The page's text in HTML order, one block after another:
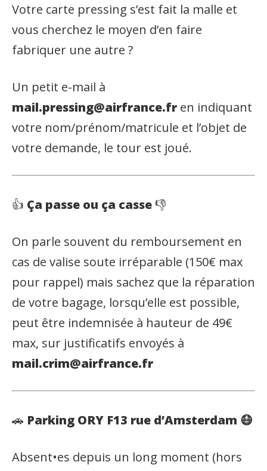
Votre carte pressing s’est fait la malle et
vous cherchez le moyen d’en faire
fabriquer une autre ?
Un petit e-mail à
mail.pressing@airfrance.fr en indiquant
votre nom/prénom/matricule et l’objet de
votre demande, le tour est joué.
👍 Ça passe ou ça casse 👎
On parle souvent du remboursement en
cas de valise soute irréparable (150€ max
pour rappel) mais sachez que la réparation
de votre bagage, lorsqu’elle est possible,
peut être indemnisée à hauteur de 49€
max, sur justificatifs envoyés à
mail.crim@airfrance.fr
🚗 Parking ORY F13 rue d’Amsterdam 😷
Absent•es depuis un long moment (hors